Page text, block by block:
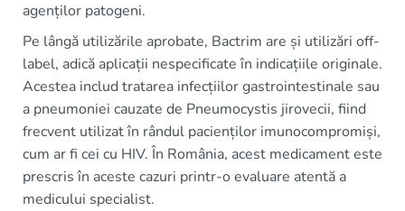
agenților patogeni.
Pe lângă utilizările aprobate, Bactrim are și utilizări off-
label, adică aplicații nespecificate în indicațiile originale.
Acestea includ tratarea infecțiilor gastrointestinale sau
a pneumoniei cauzate de Pneumocystis jirovecii, fiind
frecvent utilizat în rândul pacienților imunocompromiși,
cum ar fi cei cu HIV. În România, acest medicament este
prescris în aceste cazuri printr-o evaluare atentă a
medicului specialist.